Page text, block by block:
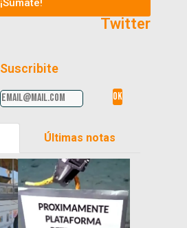
¡Sumate!
Twitter
Suscribite
Últimas notas